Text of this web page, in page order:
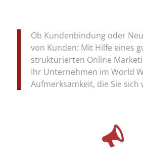
Ob Kundenbindung oder
von Kunden: Mit Hilfe eines
strukturierten Online
Ihr Unternehmen im World
Aufmerksamkeit, die Sie sich